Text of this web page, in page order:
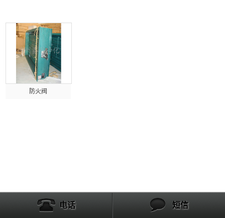
防火阀
电话 短信